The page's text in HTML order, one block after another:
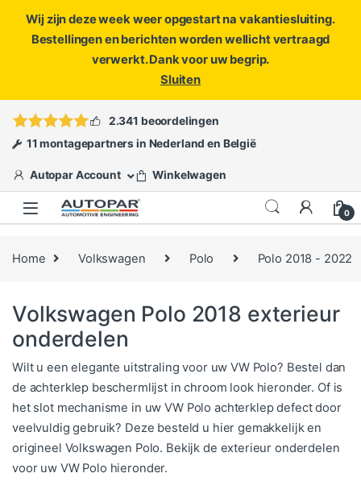
Wij zijn deze week weer opgestart na vakantiesluiting.
Bestellingen en berichten worden wellicht vertraagd
verwerkt. Dank voor uw begrip.
Sluiten
ofopen een ticket
2.341 beoordelingen
11 montagepartners in Nederland en België
Autopar Account Winkelwagen
0
Home Volkswagen Polo Polo 2018 - 2022
Volkswagen Polo 2018 exterieur
onderdelen
Wilt u een elegante uitstraling voor uw VW Polo? Bestel dan
de achterklep beschermlijst in chroom look hieronder. Of is
het slot mechanisme in uw VW Polo achterklep defect door
veelvuldig gebruik? Deze besteld u hier gemakkelijk en
origineel Volkswagen Polo. Bekijk de exterieur onderdelen
voor uw VW Polo hieronder.